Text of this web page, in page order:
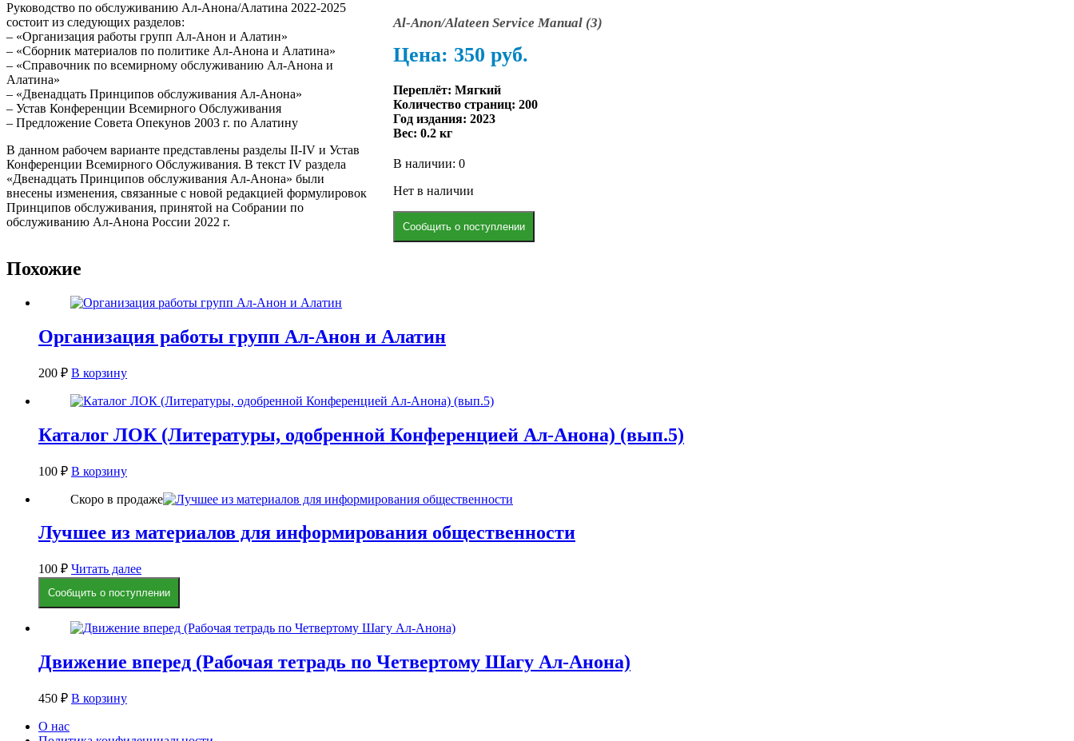
Руководство по обслуживанию Ал-Анона/Алатина 2022-2025
состоит из следующих разделов:
– «Организация работы групп Ал-Анон и Алатин»
– «Сборник материалов по политике Ал-Анона и Алатина»
– «Справочник по всемирному обслуживанию Ал-Анона и
Алатина»
– «Двенадцать Принципов обслуживания Ал-Анона»
– Устав Конференции Всемирного Обслуживания
– Предложение Совета Опекунов 2003 г. по Алатину
В данном рабочем варианте представлены разделы II-IV и Устав
Конференции Всемирного Обслуживания. В текст IV раздела
«Двенадцать Принципов обслуживания Ал-Анона» были
внесены изменения, связанные с новой редакцией формулировок
Принципов обслуживания, принятой на Собрании по
обслуживанию Ал-Анона России 2022 г.
Al-Anon/Alateen Service Manual (3)
Цена: 350руб.
Переплёт: Мягкий
Количество страниц: 200
Год издания: 2023
Вес:0.2 кг
В наличии: 0
Нет в наличии
Сообщить о поступлении
Похожие
Организация работы групп Ал-Анон и Алатин
200 ₽ В корзину
Каталог ЛОК (Литературы, одобренной Конференцией Ал-Анона) (вып.5)
100 ₽ В корзину
Скоро в продаже
Лучшее из материалов для информирования общественности
100 ₽ Читать далее
Сообщить о поступлении
Движение вперед (Рабочая тетрадь по Четвертому Шагу Ал-Анона)
450 ₽ В корзину
О нас